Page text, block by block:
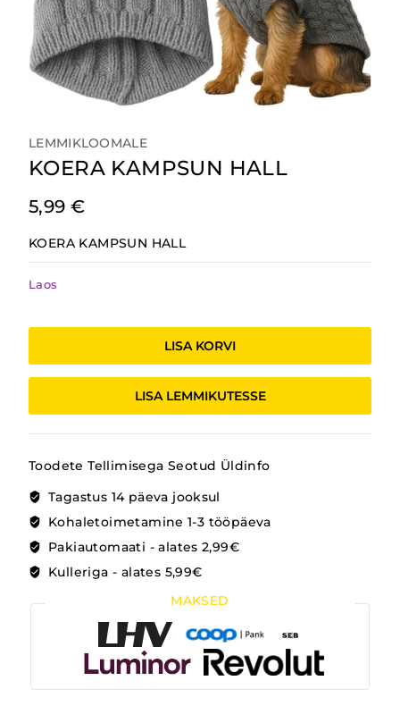
LEMMIKLOOMALE
KOERA KAMPSUN HALL
5,99 €
KOERA KAMPSUN HALL
Laos
HALL
kogus
LISA KORVI
LISA LEMMIKUTESSE
Toodete Tellimisega Seotud Üldinfo
Tagastus 14 päeva jooksul
Kohaletoimetamine 1-3 tööpäeva
Pakiautomaati - alates 2,99€
Kulleriga - alates 5,99€
MAKSED